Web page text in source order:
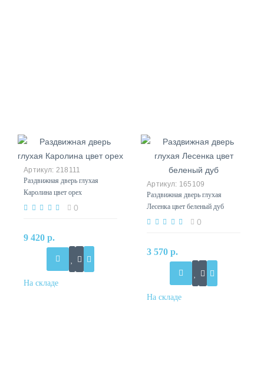
218111
Раздвижная дверь глухая
Каролина цвет орех
0
9 420 р.
165109
Раздвижная дверь глухая
Лесенка цвет беленый дуб
0
3 570 р.